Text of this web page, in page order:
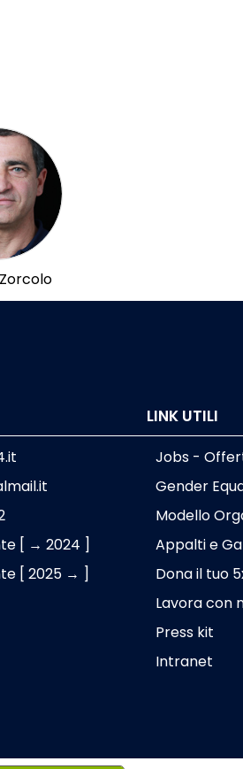
[ → 2024 ]
[ 2025 → ]
LINK UTILI
Jobs -
Gender
Modello
Appalti e
Dona il tuo
Lavora con
Press kit
Intranet